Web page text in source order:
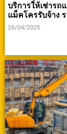
บริการให้เช่ารถ
แม็คโครรับจ้าง
26/04/2025